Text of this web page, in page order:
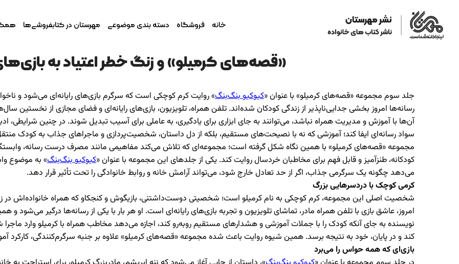
خانه فروشگاه دسته بندی موضوعی مهرستان در کتابفروشی‌ها
«قصه‌های کرمیلو» و زنگ خطر اعتیاد به
جلد سوم مجموعه «قصه‌های کرمیلو» با عنوان «کیوکیو بنگ‌بنگ» روایت کرم کوچکی است که سرگرم بازی‌های رایانه‌ای می‌شود و
رسانه‌ها امروز بخشی جدایی‌ناپذیر از زندگی کودکان شده‌اند. تلفن همراه، تلویزیون، بازی‌های رایانه‌ای و فضای مجازی از نخستین
آن‌ها با آموزش و مدیریت همراه نباشد، می‌توانند به جای ابزاری برای یادگیری، به عاملی برای آسیب تبدیل شوند. در چنین
سواد رسانه‌ای ایفا کند؛ آموزشی که نه با نصیحت‌های مستقیم، بلکه از دل داستان، شخصیت‌پردازی و ماجراهای جذاب به کودک
مجموعه «قصه‌های کرمیلو» با همین نگاه شکل گرفته است؛ مجموعه‌ای که تلاش می‌کند مفاهیمی مانند مصرف درست رسانه، وابستگی به
کودکانه، طنزآمیز و قابل فهم برای مخاطبان خردسال روایت کند. یکی از جلدهای این مجموعه با عنوان «کیوکیو بنگ‌بنگ» به موضوع
می‌دهد چگونه یک سرگرمی جذاب، اگر از حد تعادل خارج شود، می‌تواند آرامش خانه و روابط خانوادگی را تحت تأثیر قرار دهد.
کرمی کوچک با دردسرهایی بزرگ
شخصیت اصلی این مجموعه، کرم کوچکی به نام کرمیلو است؛ شخصیتی دوست‌داشتنی، بازیگوش و کنجکاو که همراه خانواده‌اش در
امروز، عاشق بازی با تلفن همراه مادر، تماشای تلویزیون و تجربه بازی‌های رایانه‌ای است. او هر بار با یکی از رسانه‌ها درگیر می‌شود و
نویسنده به جای آنکه کودک را با جملات آموزشی و هشدارهای مستقیم روبه‌رو کند، اجازه می‌دهد مخاطب همراه با کرمیلو وارد ماجرا
کند و در پایان، خود به نتیجه برسد. همین شیوه روایت باعث شده مجموعه «قصه‌های کرمیلو» علاوه بر جنبه سرگرم‌کنندگی، کارکرد
بازی‌ای که همه حواس را می‌برد